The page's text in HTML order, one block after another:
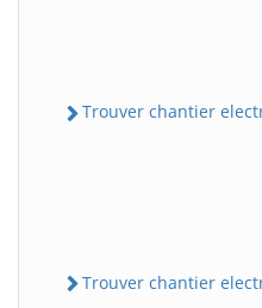
Trouver chantier
Trouver chantier